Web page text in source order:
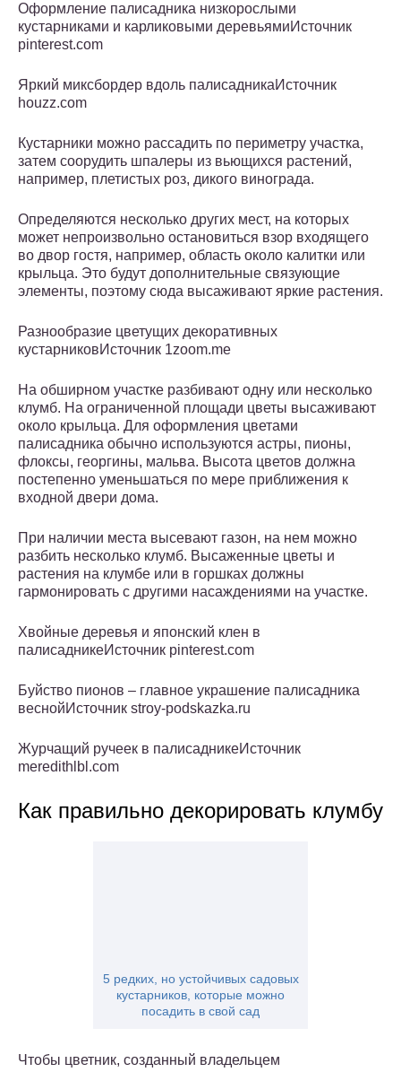
Оформление палисадника низкорослыми
кустарниками и карликовыми деревьямиИсточник
pinterest.com
Яркий миксбордер вдоль палисадникаИсточник
houzz.com
Кустарники можно рассадить по периметру участка,
затем соорудить шпалеры из вьющихся растений,
например, плетистых роз, дикого винограда.
Определяются несколько других мест, на которых
может непроизвольно остановиться взор входящего
во двор гостя, например, область около калитки или
крыльца. Это будут дополнительные связующие
элементы, поэтому сюда высаживают яркие растения.
Разнообразие цветущих декоративных
кустарниковИсточник 1zoom.me
На обширном участке разбивают одну или несколько
клумб. На ограниченной площади цветы высаживают
около крыльца. Для оформления цветами
палисадника обычно используются астры, пионы,
флоксы, георгины, мальва. Высота цветов должна
постепенно уменьшаться по мере приближения к
входной двери дома.
При наличии места высевают газон, на нем можно
разбить несколько клумб. Высаженные цветы и
растения на клумбе или в горшках должны
гармонировать с другими насаждениями на участке.
Хвойные деревья и японский клен в
палисадникеИсточник pinterest.com
Буйство пионов – главное украшение палисадника
веснойИсточник stroy-podskazka.ru
Журчащий ручеек в палисадникеИсточник
meredithlbl.com
Как правильно декорировать клумбу
5 редких, но устойчивых садовых
кустарников, которые можно
посадить в свой сад
Чтобы цветник, созданный владельцем